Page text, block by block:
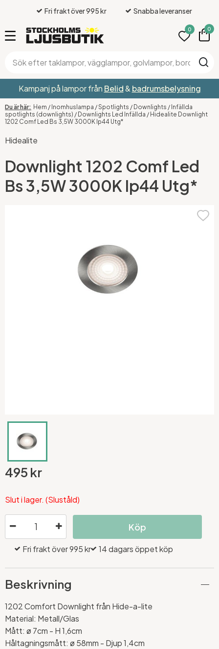
Fri frakt över 995 kr Snabba leveranser
0 0
Kampanj på lampor från Belid& badrumsbelysning
Hem / Inomhuslampa /Spotlights / Downlights / Infällda
spotlights (downlights) / Downlights Led Infällda / Hidealite Downlight
1202 Comf Led Bs 3,5W 3000K Ip44 Utg*
Hidealite
Downlight 1202 Comf Led
Bs 3,5W 3000K Ip44 Utg*
495 kr
Slut i lager. (Sluståld)
Köp
Fri frakt över 995 kr 14 dagars öppet köp
Beskrivning
1202 Comfort Downlight från Hide-a-lite
Material: Metall/Glas
Mått: ø 7cm - H 1,6cm
Håltagningsmått: ø 58mm - Djup 1,4cm